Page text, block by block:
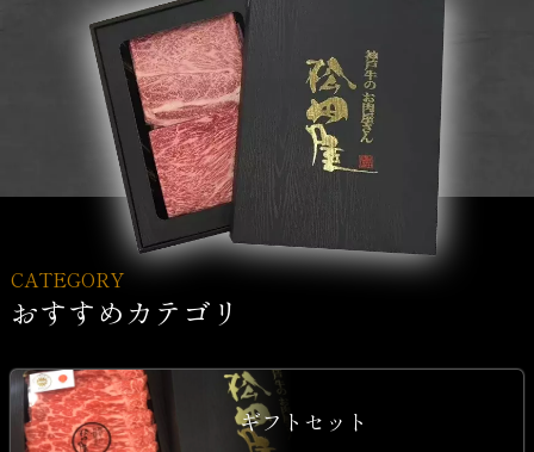
CATEGORY
おすすめカテゴリ
ギフトセット